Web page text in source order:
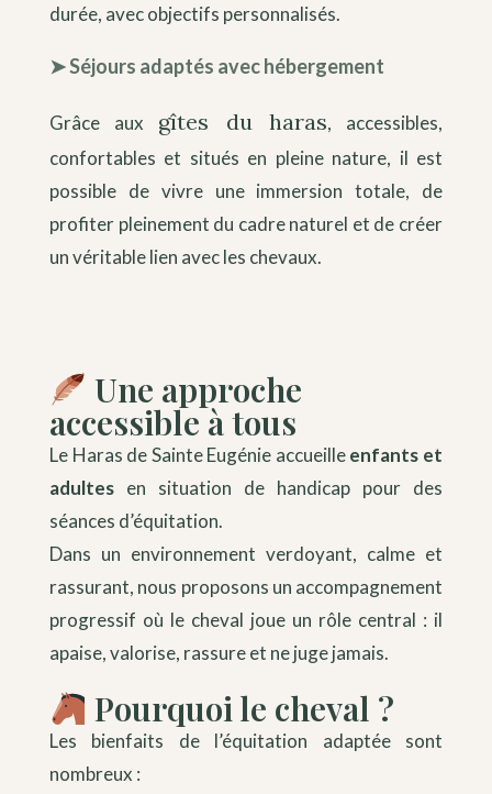
durée, avec objectifs personnalisés.
➤Séjours adaptés avec hébergement
Grâce aux gîtes du haras, accessibles,
confortables et situés en pleine nature, il est
possible de vivre une immersion totale, de
profiter pleinement du cadre naturel et de créer
un véritable lien avec les chevaux.
Une approche
accessible à tous
Le Haras de Sainte Eugénie accueilleenfants et
adultes en situation de handicap pour des
séances d’équitation.
Dans un environnement verdoyant, calme et
rassurant, nous proposons un accompagnement
progressif où le cheval joue un rôle central : il
apaise, valorise, rassure et ne juge jamais.
Pourquoi le cheval ?
Les bienfaits de l’équitation adaptée sont
nombreux :